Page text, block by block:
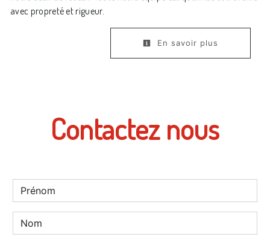
avec propreté et rigueur.
En savoir plus
Contactez nous